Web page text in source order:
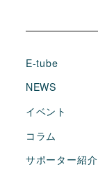
E-tube
NEWS
イベント
コラム
サポーター紹介